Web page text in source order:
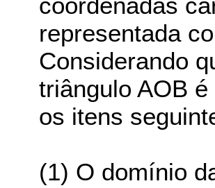
representada
Considerando
triângulo AOB
os itens
(1) O domínio